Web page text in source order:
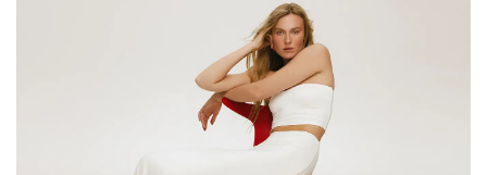
вираженим характером та складнішою стилістикою.
PAPAYA Studio — це простір для експериментів, де
звичний продукт, завдяки кропіткій праці дизайн-
команди, трансформується та отримує більш глибоке
опрацювання — через складніші силуети, деталі та
виразну візуальну мову.
Кожен дроп PAPAYA Studio має власний настрій та ідею —
від сезонних колекцій до колаборацій із брендами та
митцями. При цьому речі завжди залишаються
носибельними, зберігаючи баланс між fashion-